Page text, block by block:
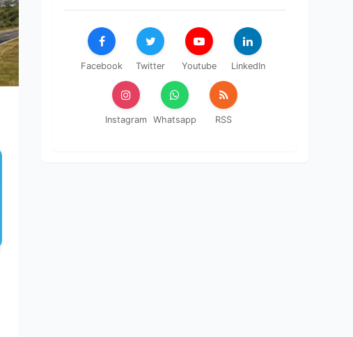
Facebook Twitter Youtube LinkedIn
Instagram Whatsapp RSS